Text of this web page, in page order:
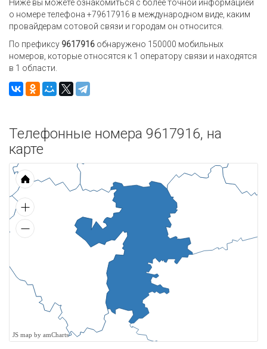
Ниже вы можете ознакомиться с более точной информацией
о номере телефона +79617916 в международном виде, каким
провайдерам сотовой связи и городам он относится.
По префиксу 9617916 обнаружено 150000 мобильных
номеров, которые относятся к 1 оператору связи и находятся
в 1 области.
Телефонные номера 9617916, на
карте
JS map by amCharts